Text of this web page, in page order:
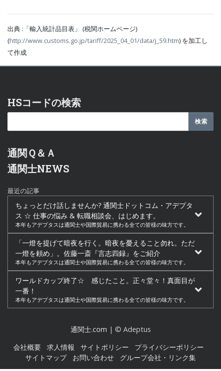
出典 :「輸入統計品目表」 (税関ホームページ)
(http://www.customs.go.jp/tariff/2025_04_01/data/j_59.htm) を加工し
て作成
HSコードの検索
通関Ｑ＆Ａ
通関士NEWS
最近の記事
ちょっとだけ話しませんか? 通関士ドットコム・アデプタ
ス ☆ 仕事の悩み & 転職相談会、はじめます。
本年もアデプタスは通関士や国際貿易に携わる全ての皆様の味方です。
「一燈を提げて暗夜を行く。暗夜を憂えること勿れ。ただ
一燈を頼め」。佐藤一斎『言志四録』をご紹介
本年もアデプタスは通関士や国際貿易に携わる全ての皆様の味方です。
ワールドカップ終了☆ 感じたこと。正々堂々！真面目が
一番！
本年もアデプタスは通関士や国際貿易に携わる全ての皆様の味方です。
通関士.com | © Adeptus
会社概要
求人情報 サイトポリシー
プライバシーポリシー
サイトマップ
お問い合わせ グループ会社・リンク集